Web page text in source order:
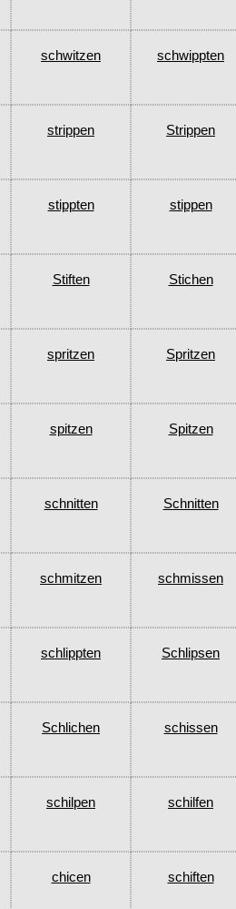
schwitzen schwippten
strippen Strippen
stippten stippen
Stiften Stichen
spritzen Spritzen
spitzen Spitzen
schnitten Schnitten
schmitzen schmissen
schlippten Schlipsen
Schlichen schissen
schilpen schilfen
chicen schiften